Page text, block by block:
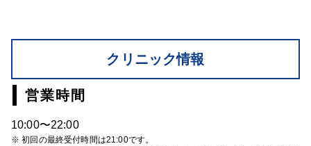
クリニック情報
営業時間
10:00〜22:00
※ 初回の最終受付時間は21:00です。